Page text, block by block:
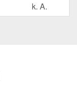
k. A.